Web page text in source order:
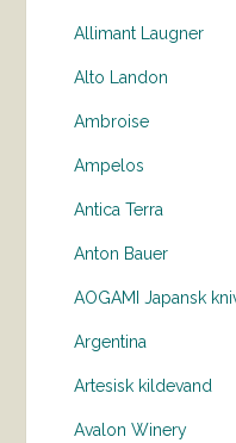
Allimant Laugner
Alto Landon
Ambroise
Ampelos
Antica Terra
Anton Bauer
AOGAMI Japansk
Argentina
Artesisk kildevand
Avalon Winery